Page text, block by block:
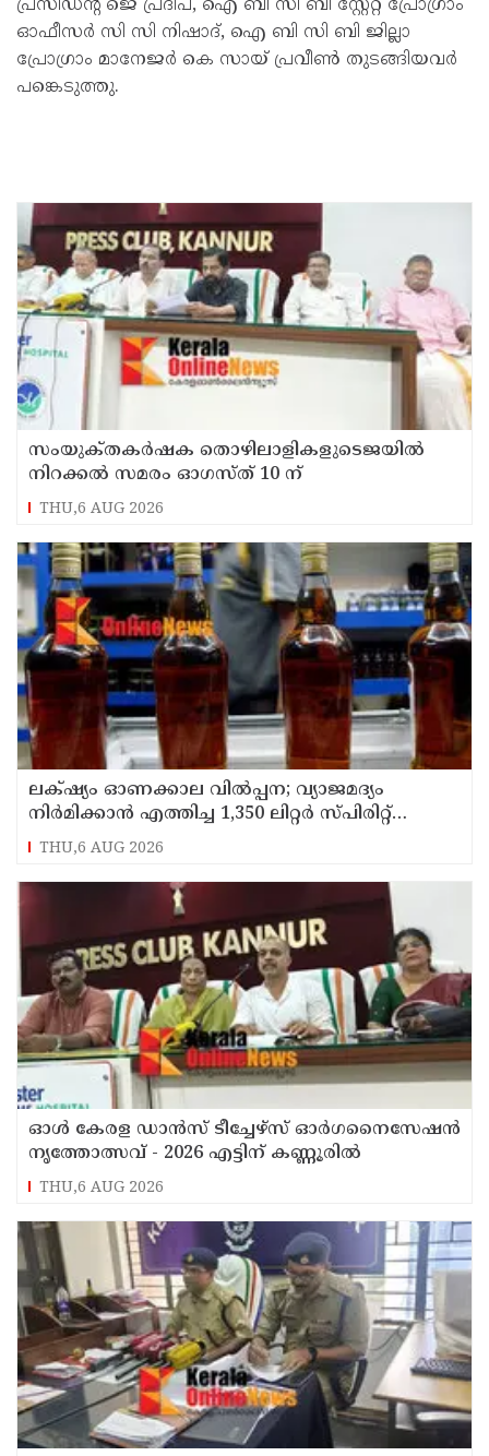
പ്രസിഡന്റ് ജെ പ്രദീപ്, ഐ ബി സി ബി സ്റ്റേറ്റ് പ്രോഗ്രാം
ഓഫീസർ സി സി നിഷാദ്, ഐ ബി സി ബി ജില്ലാ
പ്രോഗ്രാം മാനേജർ കെ സായ് പ്രവീൺ തുടങ്ങിയവർ
പങ്കെടുത്തു.
സംയുക്‌തകർഷക തൊഴിലാളികളുടെജയിൽ
നിറക്കൽ സമരം ഓഗസ്ത് 10 ന്
THU,6 AUG 2026
ലക്‌ഷ്യം ഓണക്കാല വിൽപ്പന; വ്യാജമദ്യം
നിർമിക്കാൻ എത്തിച്ച 1,350 ലിറ്റർ സ്പിരിറ്റ്
പിടികൂടി; രണ്ട് പേർ അറസ്റ്റിൽ
THU,6 AUG 2026
ഓൾ കേരള ഡാൻസ് ടീച്ചേഴ്സ് ഓർഗനൈസേഷൻ
നൃത്തോത്സവ് - 2026 എട്ടിന് കണ്ണൂരിൽ
THU,6 AUG 2026